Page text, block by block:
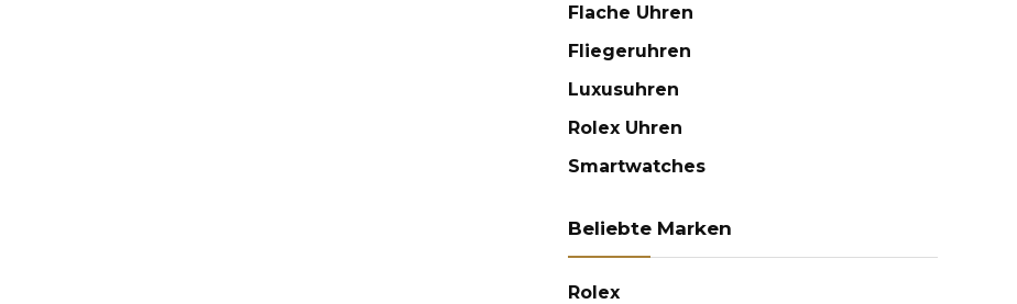
Flache Uhren
Fliegeruhren
Luxusuhren
Rolex Uhren
Smartwatches
Beliebte Marken
Rolex